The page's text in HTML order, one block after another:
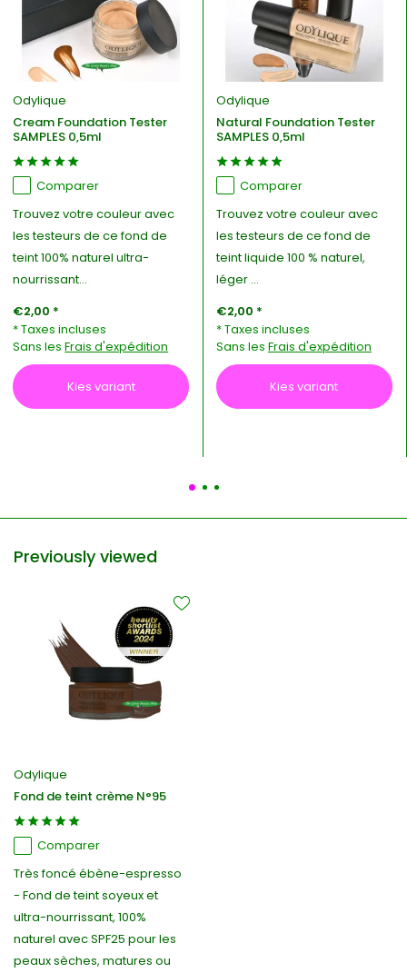
Odylique
Cream Foundation Tester
SAMPLES 0,5ml
Comparer
Trouvez votre couleur avec
les testeurs de ce fond de
teint 100% naturel ultra-
nourrissant...
€2,00 *
* Taxes incluses
Sans lesFrais d'expédition
Kies variant
Odylique
Natural Foundation Tester
SAMPLES 0,5ml
Comparer
Trouvez votre couleur avec
les testeurs de ce fond de
teint liquide 100 % naturel,
léger ...
€2,00 *
* Taxes incluses
Sans les Frais d'expédition
Kies variant
Previously viewed
Odylique
Fond de teint crème N°95
Comparer
Très foncé ébène-espresso
- Fond de teint soyeux et
ultra-nourrissant, 100%
naturel avec SPF25 pour les
peaux sèches, matures ou